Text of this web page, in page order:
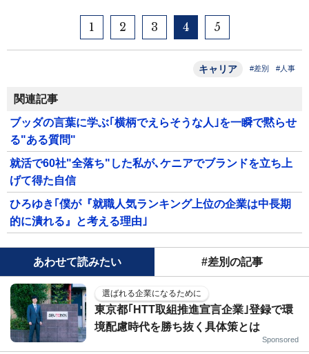
1 2 3 4 5
キャリア #差別 #人事
関連記事
ブッダの言葉に学ぶ｢横柄でえらそうな人｣を一瞬で黙らせ
る"ある質問"
就活で60社"全落ち"した私が､ケニアでブランドを立ち上
げて得た自信
ひろゆき｢僕が『就職人気ランキング上位の企業は中長期
的に潰れる』と考える理由｣
あわせて読みたい #差別の記事
選ばれる企業になるために
東京都｢HTT取組推進宣言企業｣登録で環
境配慮時代を勝ち抜く具体策とは
Sponsored